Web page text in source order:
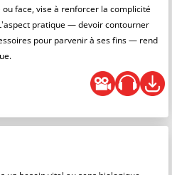
face, vise à renforcer la complicité
pratique — devoir contourner
pour parvenir à ses fins — rend